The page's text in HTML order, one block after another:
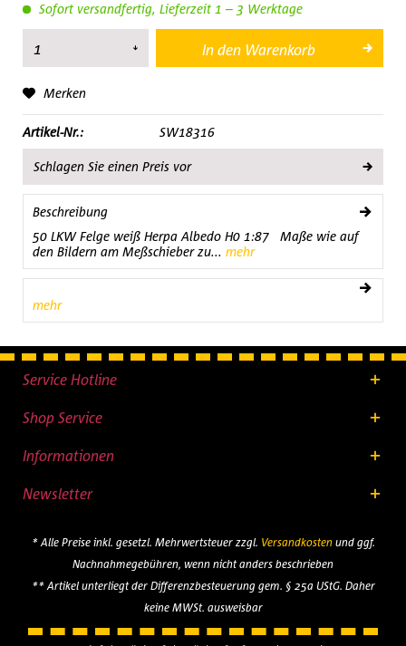
Sofort versandfertig, Lieferzeit 1 – 3 Werktage
In den Warenkorb
Merken
Artikel-Nr.: SW18316
Schlagen Sie einen Preis vor
Beschreibung
50 LKW Felge weiß Herpa Albedo H0 1:87 Maße wie auf
den Bildern am Meßschieber zu... mehr
mehr
Service Hotline
Shop Service
Informationen
Newsletter
* Alle Preise inkl. gesetzl. Mehrwertsteuer zzgl. Versandkostenund ggf.
Nachnahmegebühren, wenn nicht anders beschrieben
** Artikel unterliegt der Differenzbesteuerung gem. § 25a UStG. Daher
keine MWSt. ausweisbar